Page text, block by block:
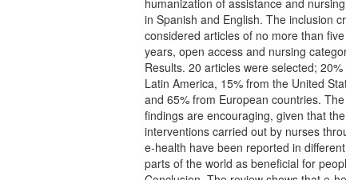
humanization of assistance and nursing
in Spanish and English. The inclusion
considered articles of no more than five
years, open access and nursing category.
Results. 20 articles were selected; 20%
Latin America, 15% from the United
and 65% from European countries. The
findings are encouraging, given that the
interventions carried out by nurses
e-health have been reported in different
parts of the world as beneficial for people.